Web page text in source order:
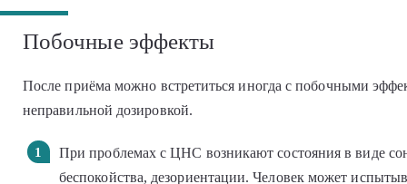
Побочные эффекты
После приёма можно встретиться иногда с побочными
неправильной дозировкой.
При проблемах с ЦНС возникают состояния в виде
беспокойства, дезориентации. Человек может